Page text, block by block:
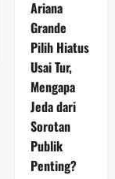
Ariana
Grande
Pilih Hiatus
Usai Tur,
Mengapa
Jeda dari
Sorotan
Publik
Penting?